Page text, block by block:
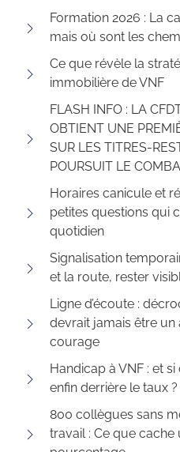
Formation 2026 : La
mais où sont les
Ce que révèle la
immobilière de VNF
FLASH INFO : LA
OBTIENT UNE
SUR LES TITRES-
POURSUIT LE
Horaires canicule et
petites questions qui
quotidien
Signalisation
et la route, rester
Ligne d’écoute :
devrait jamais être un
courage
Handicap à VNF : et
enfin derrière le taux ?
800 collègues sans
travail : Ce que cache